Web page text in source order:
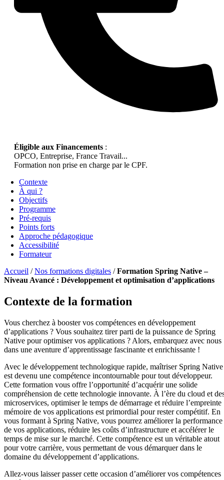
Éligible aux Financements :
OPCO, Entreprise, France Travail...
Formation non prise en charge par le CPF.
Contexte
À qui ?
Objectifs
Programme
Pré-requis
Points forts
Approche pédagogique
Accessibilité
Formateur
Accueil /Nos formations digitales /Formation Spring Native –
Niveau Avancé : Développement et optimisation d’applications
Contexte de la formation
Vous cherchez à booster vos compétences en développement
d’applications ? Vous souhaitez tirer parti de la puissance de Spring
Native pour optimiser vos applications ? Alors, embarquez avec nous
dans une aventure d’apprentissage fascinante et enrichissante !
Avec le développement technologique rapide, maîtriser Spring Native
est devenu une compétence incontournable pour tout développeur.
Cette formation vous offre l’opportunité d’acquérir une solide
compréhension de cette technologie innovante. À l’ère du cloud et
microservices, optimiser le temps de démarrage et réduire l’empreinte
mémoire de vos applications est primordial pour rester compétitif. En
vous formant à Spring Native, vous pourrez améliorer la performance
de vos applications, réduire les coûts d’infrastructure et accélérer le
temps de mise sur le marché. Cette compétence est un véritable atout
pour votre carrière, vous permettant de vous démarquer dans le
domaine du développement d’applications.
Allez-vous laisser passer cette occasion d’améliorer vos compétences